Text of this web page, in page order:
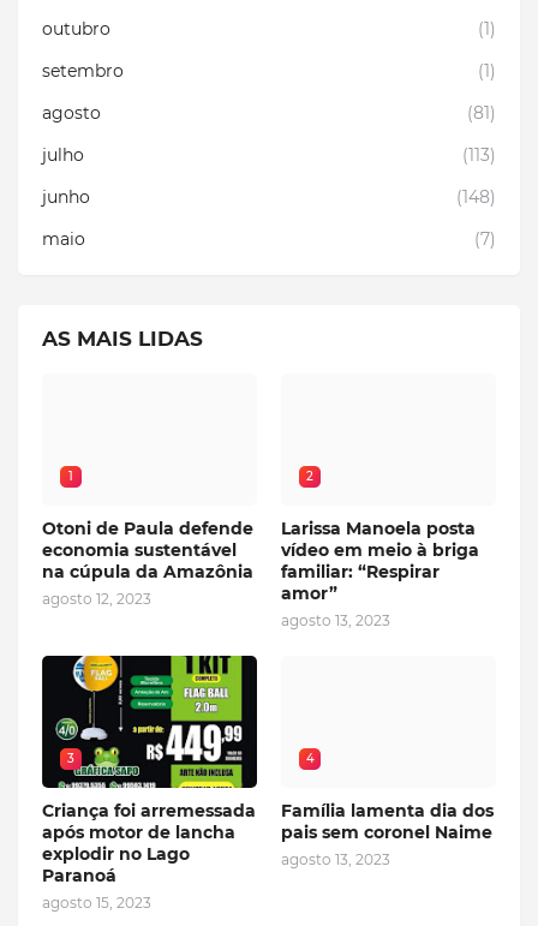
outubro
(1)
setembro
(1)
agosto
(81)
julho
(113)
junho
(148)
maio
(7)
AS MAIS LIDAS
1
Otoni de Paula defende
economia sustentável
na cúpula da Amazônia
agosto 12, 2023
2
Larissa Manoela posta
vídeo em meio à briga
familiar: “Respirar
amor”
agosto 13, 2023
3
Criança foi arremessada
após motor de lancha
explodir no Lago
Paranoá
agosto 15, 2023
4
Família lamenta dia dos
pais sem coronel Naime
agosto 13, 2023